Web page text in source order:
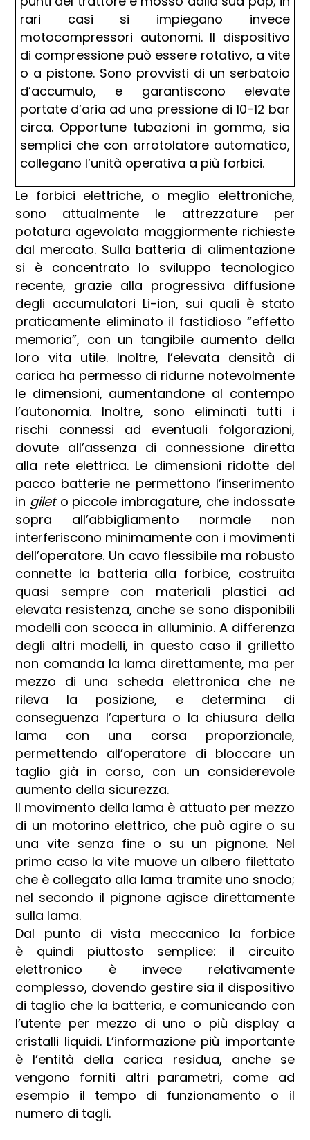
rari casi si impiegano invece
motocompressori autonomi. Il dispositivo
di compressione può essere rotativo, a vite
o a pistone. Sono provvisti di un serbatoio
d’accumulo, e garantiscono elevate
portate d’aria ad una pressione di 10-12 bar
circa. Opportune tubazioni in gomma, sia
semplici che con arrotolatore automatico,
collegano l’unità operativa a più forbici.
Le forbici elettriche, o meglio elettroniche,
sono attualmente le attrezzature per
potatura agevolata maggiormente richieste
dal mercato. Sulla batteria di alimentazione
si è concentrato lo sviluppo tecnologico
recente, grazie alla progressiva diffusione
degli accumulatori Li-ion, sui quali è stato
praticamente eliminato il fastidioso “effetto
memoria”, con un tangibile aumento della
loro vita utile. Inoltre, l’elevata densità di
carica ha permesso di ridurne notevolmente
le dimensioni, aumentandone al contempo
l’autonomia. Inoltre, sono eliminati tutti i
rischi connessi ad eventuali folgorazioni,
dovute all’assenza di connessione diretta
alla rete elettrica. Le dimensioni ridotte del
pacco batterie ne permettono l’inserimento
in gileto piccole imbragature, che indossate
sopra all’abbigliamento normale non
interferiscono minimamente con i movimenti
dell’operatore. Un cavo flessibile ma robusto
connette la batteria alla forbice, costruita
quasi sempre con materiali plastici ad
elevata resistenza, anche se sono disponibili
modelli con scocca in alluminio. A differenza
degli altri modelli, in questo caso il grilletto
non comanda la lama direttamente, ma per
mezzo di una scheda elettronica che ne
rileva la posizione, e determina di
conseguenza l’apertura o la chiusura della
lama con una corsa proporzionale,
permettendo all’operatore di bloccare un
taglio già in corso, con un considerevole
aumento della sicurezza.
Il movimento della lama è attuato per mezzo
di un motorino elettrico, che può agire o su
una vite senza fine o su un pignone. Nel
primo caso la vite muove un albero filettato
che è collegato alla lama tramite uno snodo;
nel secondo il pignone agisce direttamente
sulla lama.
Dal punto di vista meccanico la forbice
è quindi piuttosto semplice: il circuito
elettronico è invece relativamente
complesso, dovendo gestire sia il dispositivo
di taglio che la batteria, e comunicando con
l’utente per mezzo di uno o più display a
cristalli liquidi. L’informazione più importante
è l’entità della carica residua, anche se
vengono forniti altri parametri, come ad
esempio il tempo di funzionamento o il
numero di tagli.